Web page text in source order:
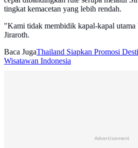
tingkat kemacetan yang lebih rendah.
"Kami tidak membidik kapal-kapal utama
Jiraroth.
Baca JugaThailand Siapkan Promosi
Wisatawan Indonesia
Advertisement